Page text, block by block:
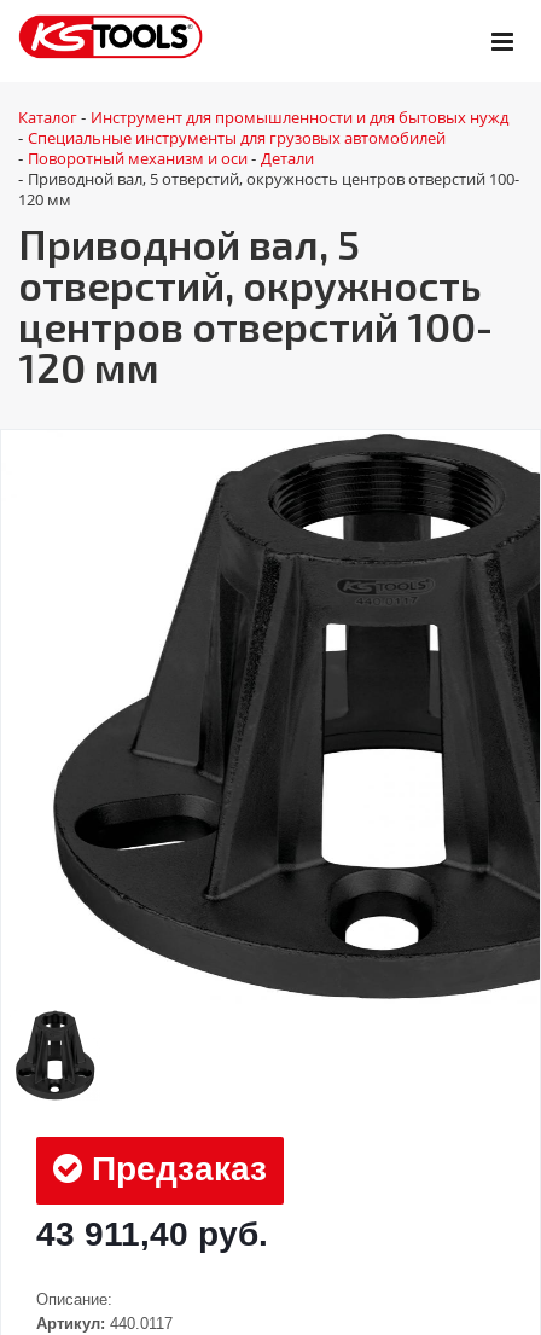
Каталог - Инструмент для промышленности и для бытовых нужд
- Специальные инструменты для грузовых автомобилей
- Поворотный механизм и оси - Детали
- Приводной вал, 5 отверстий, окружность центров отверстий 100-
120 мм
Приводной вал, 5
отверстий, окружность
центров отверстий 100-
120 мм
Предзаказ
43 911,40 руб.
Описание:
Артикул: 440.0117